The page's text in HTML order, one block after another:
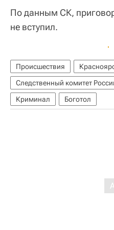
По данным СК,
не вступил.
Происшествия
Следственный комитет
Криминал
Боготол